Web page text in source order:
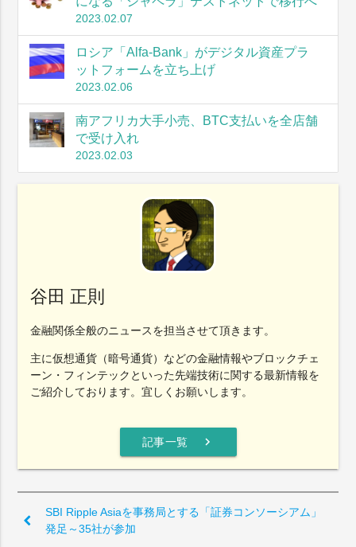
2023.02.07
ロシア「Alfa-Bank」がデジタル資産プラ
ットフォームを立ち上げ
2023.02.06
南アフリカ大手小売、BTC支払いを全店舗
で受け入れ
2023.02.03
谷田 正則
金融関係全般のニュースを担当させて頂きます。
主に仮想通貨（暗号通貨）などの金融情報やブロックチェ
ーン・フィンテックといった先端技術に関する最新情報を
ご紹介しております。宜しくお願いします。
記事一覧 chevron_right
SBI Ripple Asiaを事務局とする「証券コンソーシアム」
発足～35社が参加